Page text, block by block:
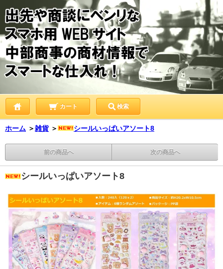
カート 検索
ホーム ＞雑貨 ＞ シールいっぱいアソート8
前の商品へ 次の商品へ
シールいっぱいアソート8